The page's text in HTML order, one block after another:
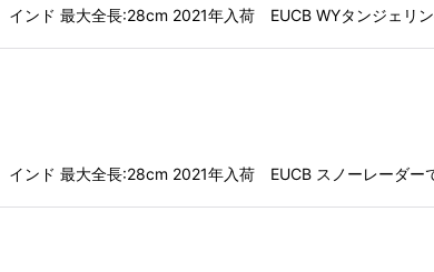
ンド 最大全長:28cm 2021年入荷 EUCB WYタンジェリ
ンド 最大全長:28cm 2021年入荷 EUCB スノーレーダー